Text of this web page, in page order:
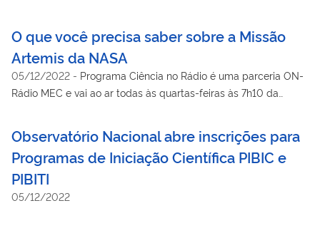
O que você precisa saber sobre a Missão
Artemis da NASA
05/12/2022 - Programa Ciência no Rádio é uma parceria ON-
Rádio MEC e vai ao ar todas às quartas-feiras às 7h10 da
Observatório Nacional abre inscrições para
Programas de Iniciação Científica PIBIC e
PIBITI
05/12/2022